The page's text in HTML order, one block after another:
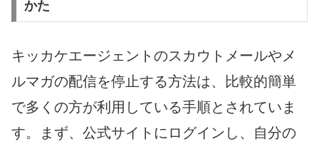
かた
キッカケエージェントのスカウトメールやメ
ルマガの配信を停止する方法は、比較的簡単
で多くの方が利用している手順とされていま
す。まず、公式サイトにログインし、自分の